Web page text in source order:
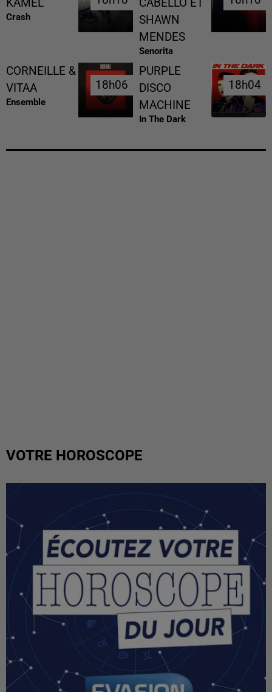
KAMEL
Crash
CABELLO ET
SHAWN
MENDES
Senorita
CORNEILLE &
VITAA
Ensemble
18h06
18h06
PURPLE
DISCO
MACHINE
In The Dark
18h04
18h04
VOTRE HOROSCOPE